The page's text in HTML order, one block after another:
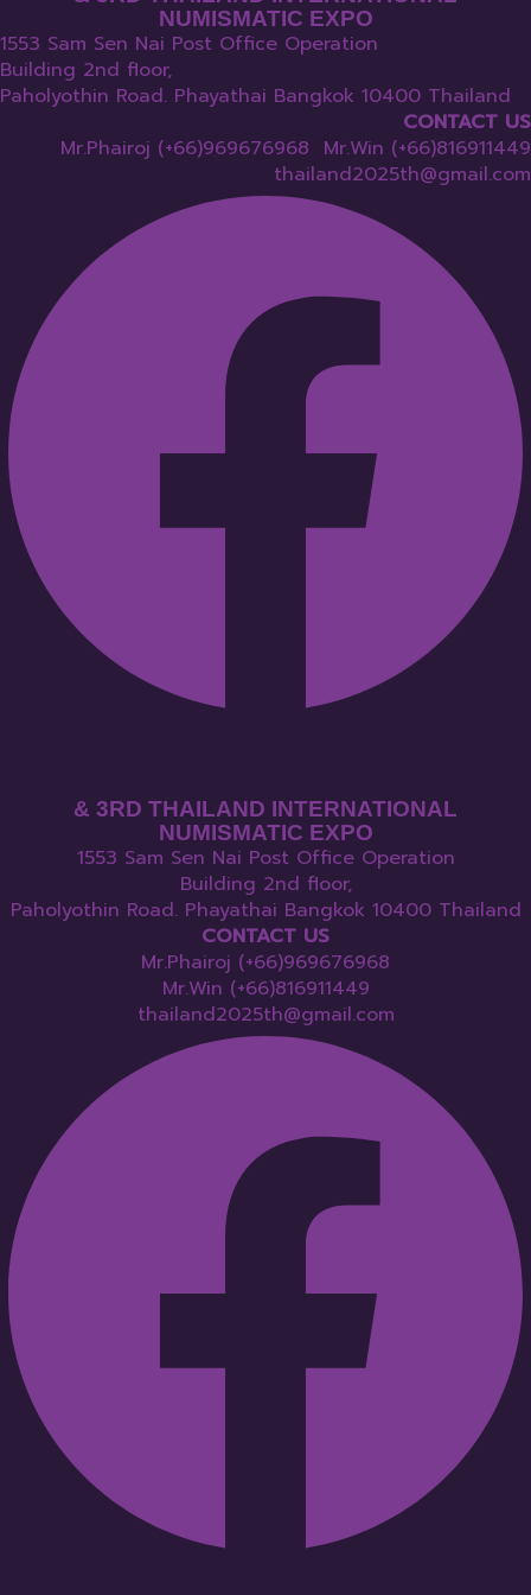
NUMISMATIC EXPO
1553 Sam Sen Nai Post Office Operation
Building 2nd floor,
Paholyothin Road. Phayathai Bangkok 10400 Thailand
CONTACT US
Mr.Phairoj (+66)969676968 Mr.Win (+66)816911449
thailand2025th@gmail.com
& 3RD THAILAND INTERNATIONAL
NUMISMATIC EXPO
1553 Sam Sen Nai Post Office Operation
Building 2nd floor,
Paholyothin Road. Phayathai Bangkok 10400 Thailand
CONTACT US
Mr.Phairoj (+66)969676968
Mr.Win (+66)816911449
thailand2025th@gmail.com